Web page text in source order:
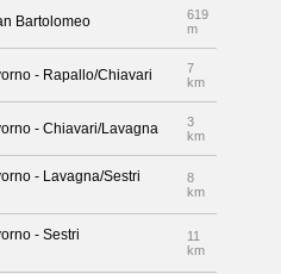
Bartolomeo
619
m
- Rapallo/Chiavari
7
km
- Chiavari/Lavagna
3
km
- Lavagna/Sestri
8
km
- Sestri
11
km